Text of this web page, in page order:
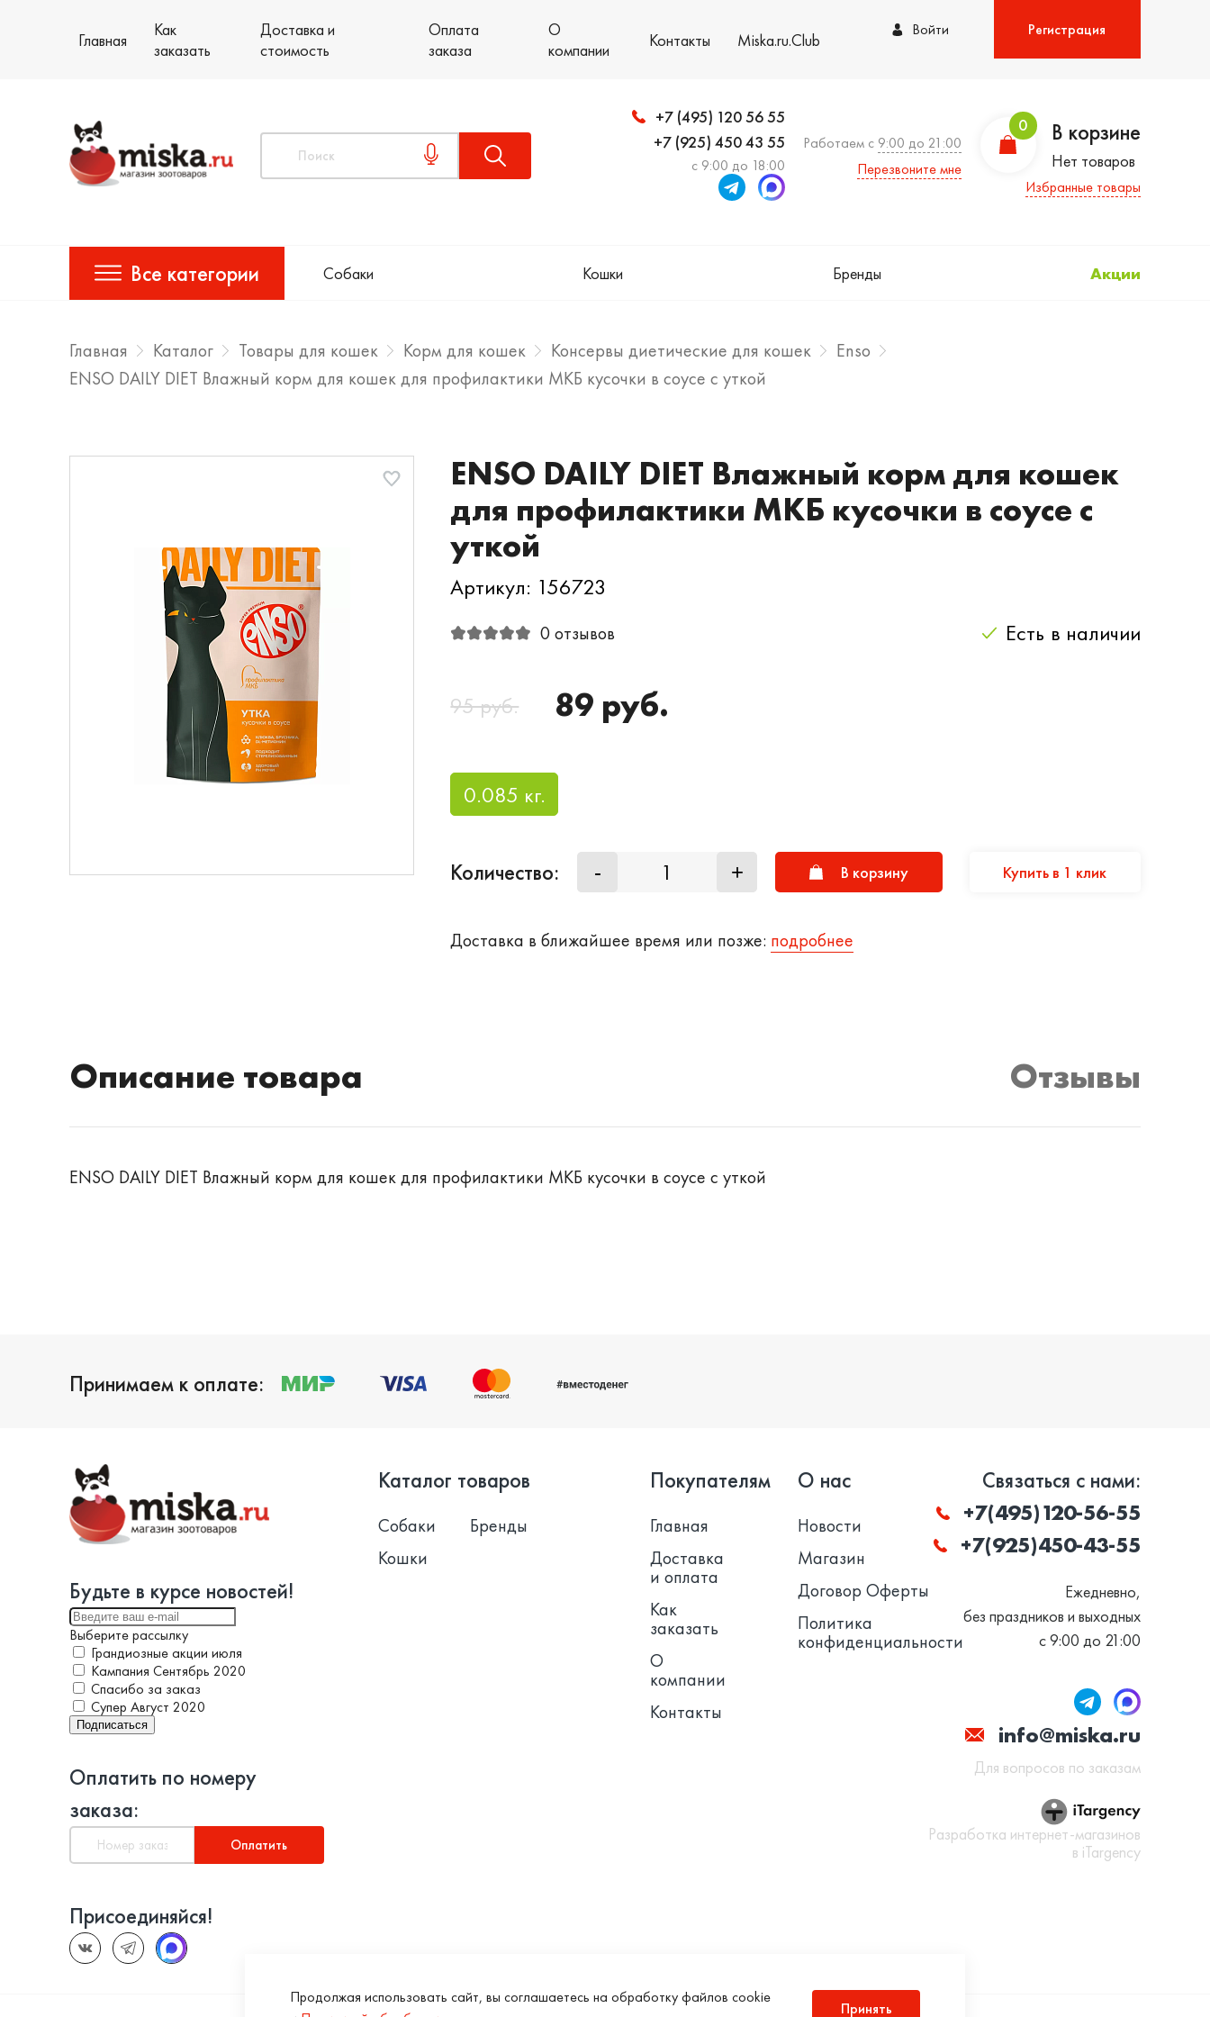
Главная
Как
заказать
Доставка и
стоимость
Оплата
заказа
О
компании
Контакты Miska.ru.Club Войти Регистрация
+7 (495) 120 56 55
+7 (925) 450 43 55
с 9:00 до 18:00
Работаем с 9:00 до 21:00
Перезвоните мне
0 В корзине
Нет товаров
Избранные товары
Все категории Собаки Кошки Бренды Акции
Главная Каталог Товары для кошек Корм для кошек Консервы диетические для кошек
Enso
ENSO DAILY DIET Влажный корм для кошек для профилактики МКБ кусочки в соусе с уткой
ENSO DAILY DIET Влажный корм для кошек
для профилактики МКБ кусочки в соусе с
уткой
Артикул: 156723
0 отзывов Есть в наличии
95 руб. 89 руб.
0.085 кг.
Количество: - + В корзину Купить в 1 клик
Доставка в ближайшее время или позже: подробнее
Описание товара Отзывы
ENSO DAILY DIET Влажный корм для кошек для профилактики МКБ кусочки в соусе с уткой
Принимаем к оплате:
Будьте в курсе новостей!
Выберите рассылку
Грандиозные акции июля
Кампания Сентябрь 2020
Спасибо за заказ
Супер Август 2020
Подписаться
Оплатить по номеру
заказа:
Оплатить
Присоединяйся!
Каталог товаров
Собаки
Кошки
Бренды
Покупателям
Главная
Доставка
и оплата
Как
заказать
О
компании
Контакты
О нас
Новости
Магазин
Договор Оферты
Политика
конфиденциальности
Связаться с нами:
+7(495)120-56-55
+7(925)450-43-55
Ежедневно,
без праздников и выходных
с 9:00 до 21:00
info@miska.ru
Для вопросов по заказам
Разработка интернет-магазинов
в iTargency
Продолжая использовать сайт, вы соглашаетесь на обработку файлов cookie
Принять